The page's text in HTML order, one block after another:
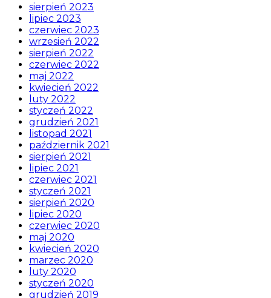
sierpień 2023
lipiec 2023
czerwiec 2023
wrzesień 2022
sierpień 2022
czerwiec 2022
maj 2022
kwiecień 2022
luty 2022
styczeń 2022
grudzień 2021
listopad 2021
październik 2021
sierpień 2021
lipiec 2021
czerwiec 2021
styczeń 2021
sierpień 2020
lipiec 2020
czerwiec 2020
maj 2020
kwiecień 2020
marzec 2020
luty 2020
styczeń 2020
grudzień 2019